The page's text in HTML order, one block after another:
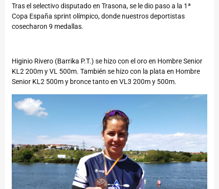
Tras el selectivo disputado en Trasona, se le dio paso a la 1ª
Copa España sprint olímpico, donde nuestros deportistas
cosecharon 9 medallas.
Higinio Rivero (Barrika P.T.) se hizo con el oro en Hombre Senior
KL2 200m y VL 500m. También se hizo con la plata en Hombre
Senior KL2 500m y bronce tanto en VL3 200m y 500m.